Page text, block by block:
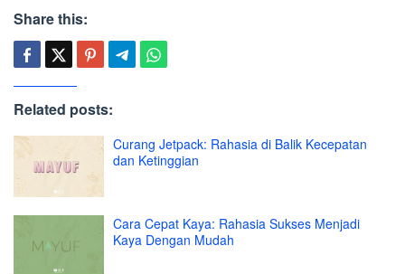
Share this:
Related posts:
Curang Jetpack: Rahasia di Balik Kecepatan
dan Ketinggian
Cara Cepat Kaya: Rahasia Sukses Menjadi
Kaya Dengan Mudah